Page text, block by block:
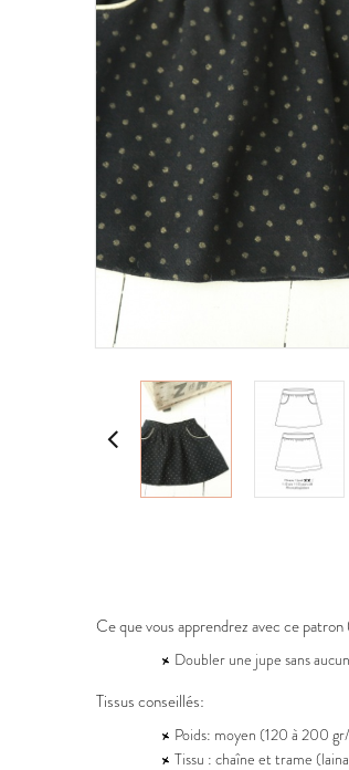
Ce que vous apprendrez avec ce
Doubler une jupe sans
Tissus conseillés:
Poids: moyen (120 à 200
Tissu : chaîne et trame